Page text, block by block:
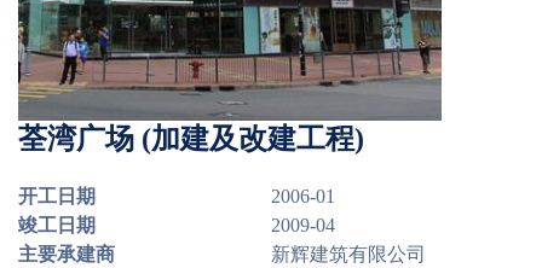
荃湾广场 (加建及改建工程)
开工日期
2006-01
竣工日期
2009-04
主要承建商
新辉建筑有限公司